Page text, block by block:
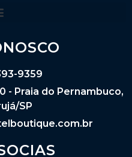
9359
- Praia do Pernambuco,
SP